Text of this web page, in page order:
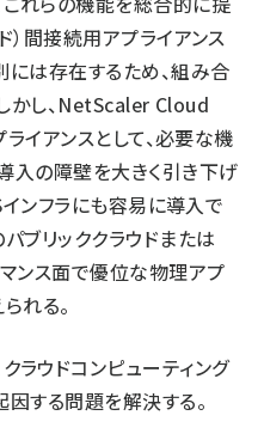
）間接続用アプライアンス
は存在するため、組み合
かし、NetScaler Cloud
イアンスとして、必要な機
入の障壁を大きく引き下げ
ンフラにも容易に導入で
ブリッククラウドまたは
ンス面で優位な物理アプ
れる。
ウドコンピューティング
する問題を解決する。